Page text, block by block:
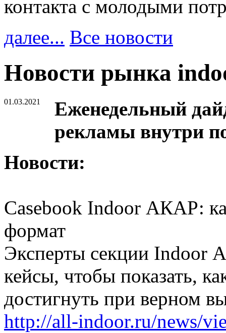
контакта с молодыми
далее... Все новости
Новости рынка
01.03.2021
Еженедельный
рекламы внутри
Новости:
Casebook Indoor АКАР:
формат
Эксперты секции Indoor
кейсы, чтобы показать,
достигнуть при верном
http://all-indoor.ru/news/